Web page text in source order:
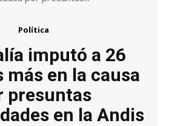
Política
imputó a 26
más en la causa
presuntas
en la Andis